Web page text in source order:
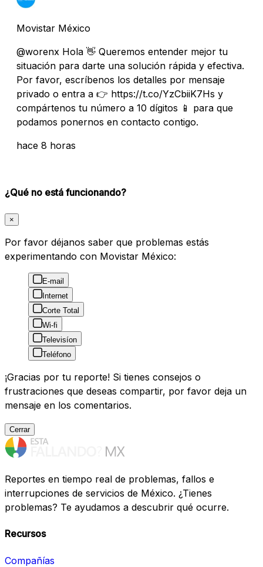
Movistar México
@worenx Hola 👋 Queremos entender mejor tu
situación para darte una solución rápida y efectiva.
Por favor, escríbenos los detalles por mensaje
privado o entra a 👉 https://t.co/YzCbiiK7Hs y
compártenos tu número a 10 dígitos 📱 para que
podamos ponernos en contacto contigo.
hace 8 horas
¿Qué no está funcionando?
×
Por favor déjanos saber que problemas estás
experimentando con Movistar México:
E-mail
Internet
Corte Total
Wi-fi
Televisíon
Teléfono
¡Gracias por tu reporte! Si tienes consejos o
frustraciones que deseas compartir, por favor deja un
mensaje en los comentarios.
Cerrar
Reportes en tiempo real de problemas, fallos e
interrupciones de servicios de México. ¿Tienes
problemas? Te ayudamos a descubrir qué ocurre.
Recursos
Compañías